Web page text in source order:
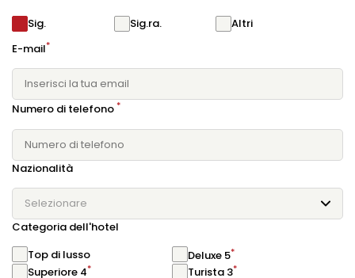
Sig. Sig.ra.
Altri
E-mail*
Numero di telefono *
Nazionalità
Selezionare
Categoria dell'hotel
Top di lusso
Deluxe 5*
Superiore 4* Turista 3*